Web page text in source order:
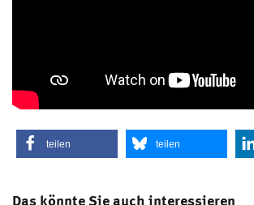
teilen teilen
Das könnte Sie auch interessieren